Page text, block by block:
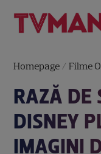
Homepage /Filme
RAZĂ DE
DISNEY
IMAGINI